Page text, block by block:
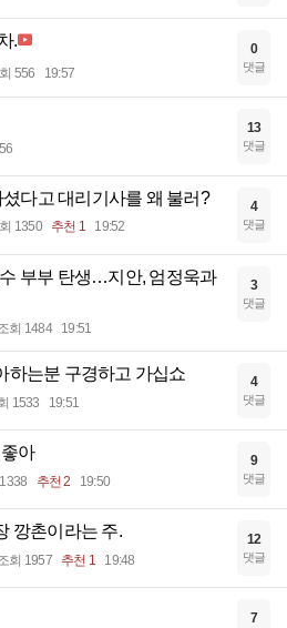
.
556 19:57
0
댓글
13
댓글
셨다고 대리기사를 왜 불러?
1350 추천 1 19:52
4
댓글
부부 탄생…지안, 엄정욱과
회 1484 19:51
3
댓글
하는분 구경하고 가십쇼
1533 19:51
4
댓글
아
추천 2 19:50
9
댓글
깡촌이라는 주.
회 1957 추천 1 19:48
12
댓글
7